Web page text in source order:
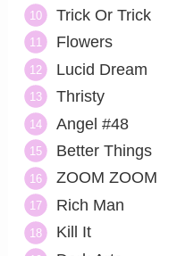
Trick Or Trick
Flowers
Lucid Dream
Thristy
Angel #48
Better Things
ZOOM ZOOM
Rich Man
Kill It